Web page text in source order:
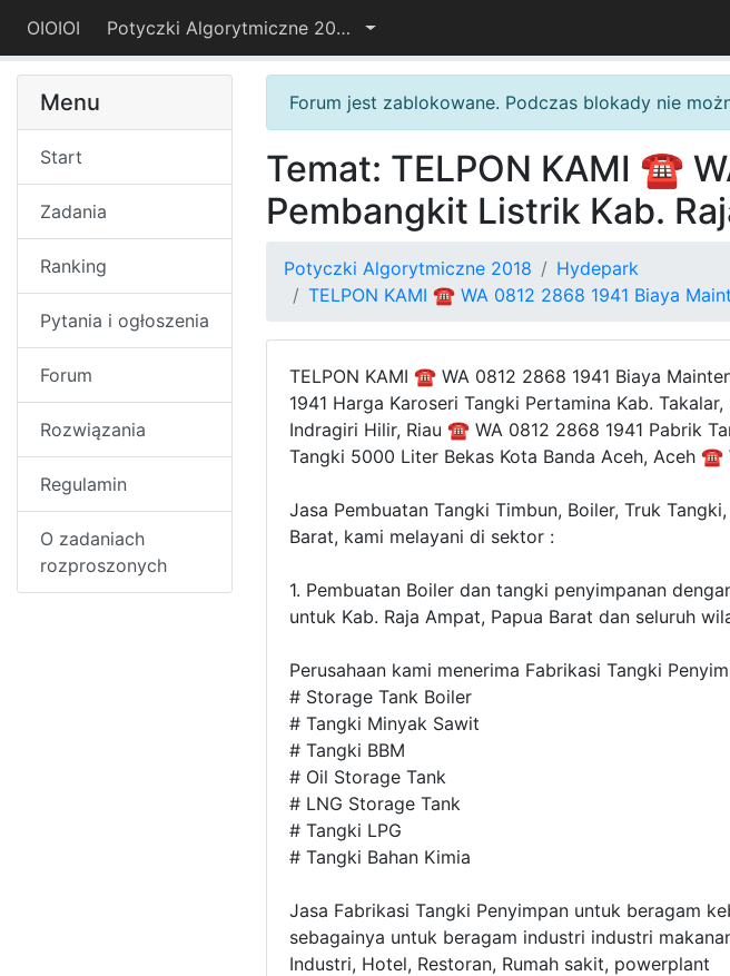
OIOIOI Potyczki Algorytmiczne 2018
Menu
Start
Zadania
Ranking
Pytania i ogłoszenia
Forum
Rozwiązania
Regulamin
O zadaniach
rozproszonych
Forum jest zablokowane. Podczas blokady nie
Temat: TELPON KAMI ☎
Pembangkit Listrik Kab.
Potyczki Algorytmiczne 2018
Hydepark
TELPON KAMI ☎ WA 0812 2868 1941 Biaya
TELPON KAMI ☎ WA 0812 2868 1941 Biaya
1941 Harga Karoseri Tangki Pertamina Kab.
Indragiri Hilir, Riau ☎ WA 0812 2868 1941 Pabrik
Tangki 5000 Liter Bekas Kota Banda Aceh, Aceh ☎
Jasa Pembuatan Tangki Timbun, Boiler, Truk
Barat, kami melayani di sektor :
1. Pembuatan Boiler dan tangki penyimpanan
untuk Kab. Raja Ampat, Papua Barat dan seluruh
Perusahaan kami menerima Fabrikasi Tangki
# Storage Tank Boiler
# Tangki Minyak Sawit
# Tangki BBM
# Oil Storage Tank
# LNG Storage Tank
# Tangki LPG
# Tangki Bahan Kimia
Jasa Fabrikasi Tangki Penyimpan untuk beragam
sebagainya untuk beragam industri industri
Industri, Hotel, Restoran, Rumah sakit, powerplant